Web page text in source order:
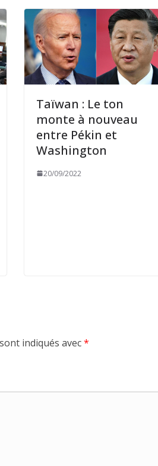
Taïwan : Le ton
monte à nouveau
entre Pékin et
Washington
20/09/2022
indiqués avec*